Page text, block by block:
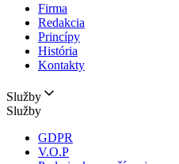
Firma
Redakcia
Princípy
História
Kontakty
Služby
Služby
GDPR
V.O.P